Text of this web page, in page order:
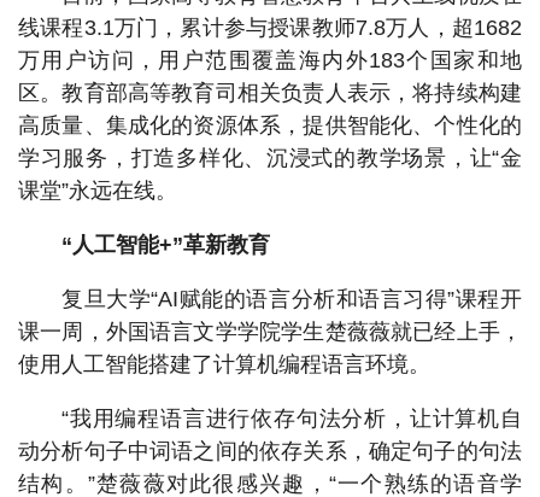
线课程3.1万门，累计参与授课教师7.8万人，超1682
万用户访问，用户范围覆盖海内外183个国家和地
区。教育部高等教育司相关负责人表示，将持续构建
高质量、集成化的资源体系，提供智能化、个性化的
学习服务，打造多样化、沉浸式的教学场景，让“金
课堂”永远在线。
“人工智能+”革新教育
复旦大学“AI赋能的语言分析和语言习得”课程开
课一周，外国语言文学学院学生楚薇薇就已经上手，
使用人工智能搭建了计算机编程语言环境。
“我用编程语言进行依存句法分析，让计算机自
动分析句子中词语之间的依存关系，确定句子的句法
结构。”楚薇薇对此很感兴趣，“一个熟练的语音学